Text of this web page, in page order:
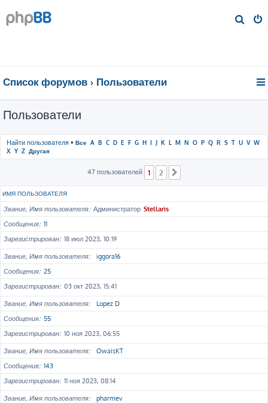
Список форумов Пользователи
Пользователи
Найти пользователя • Все A B C D E F G H I J K L M N O P Q R S T U V W
X Y Z Другая
47 пользователей 1 2
ИМЯ ПОЛЬЗОВАТЕЛЯ
Звание, Имя пользователя Администратор Stellaris
Сообщения 11
Зарегистрирован 18 июл 2023, 10:19
Звание, Имя пользователя
iggora16
Сообщения 25
Зарегистрирован 03 окт 2023, 15:41
Звание, Имя пользователя
Lopez D
Сообщения
55
Зарегистрирован 10 ноя 2023, 06:55
Звание, Имя пользователя
OwaisKT
Сообщения 143
Зарегистрирован 11 ноя 2023, 08:14
Звание, Имя пользователя
pharmev